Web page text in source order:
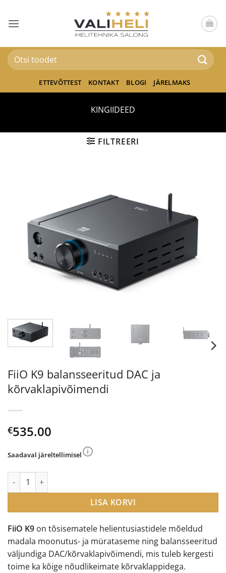
content
Otsi:
ETTEVÕTTEST KONTAKT BLOGI JÄRELMAKS
KINGIIDEED
FILTREERI
FiiO K9 balansseeritud DAC ja
kõrvaklapivõimendi
€535.00
FiiO K9 on tõsisematele helientusiastidele mõeldud
madala moonutus- ja mürataseme ning balansseeritud
väljundiga DAC/kõrvaklapivõimendi, mis tuleb kergesti
toime ka kõige nõudlikeimate kõrvaklappidega.
Saadaval järeltellimisel
FiiO K9 balansseeritud DAC ja kõrvaklapivõimendi kogus
LISA KORVI